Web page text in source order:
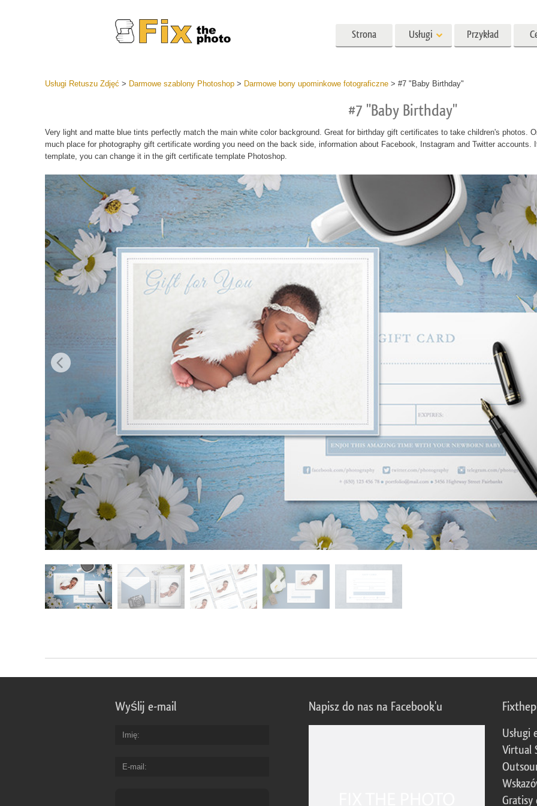
Strona Usługi
Usługi edycji zdjęć ślubnych
Modele odzieży generowane
przez sztuczną inteligencję
Usługi manipulacji
Usługi retuszu produktów Usługi retuszu biżuterii Dane Treningowe
Przykład
wstępnych LR
Najlepsza oferta Presets
Akcje Photoshopa
Nakładki Photoshopa
Ps Akcje Całe kolekcje
Ps Nakładki Całe Kolekcje
Kartki walentynkowe
Zaproszenie na
dzieci
Usługi Retuszu Zdjęć > Darmowe szablony Photoshop> Darmowe bony upominkowe fotograficzne> #7 "Baby Birthday"
#7 "Baby Birthday"
Very light and matte blue tints perfectly match the main white color background. Great for birthday gift certificates to take children's photos.
much place for photography gift certificate wording you need on the back side, information about Facebook, Instagram and Twitter
template, you can change it in the gift certificate template Photoshop.
Wyślij e-mail
Imię
E-mail
Napisz do nas na Facebook'u
Usługi
Virtual